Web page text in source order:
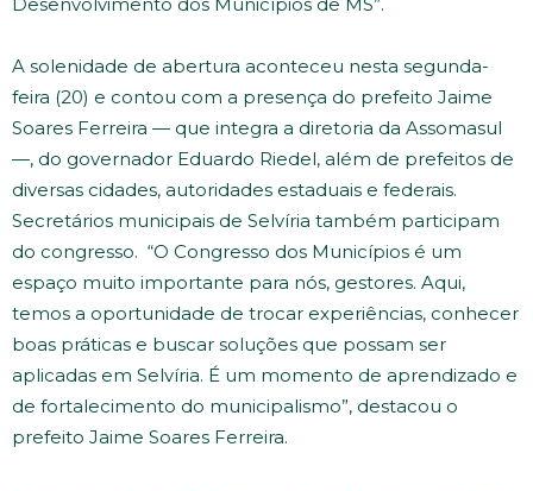
A solenidade de abertura aconteceu nesta segunda-
feira (20) e contou com a presença do prefeito Jaime
Soares Ferreira — que integra a diretoria da Assomasul
—, do governador Eduardo Riedel, além de prefeitos de
diversas cidades, autoridades estaduais e federais.
Secretários municipais de Selvíria também participam
do congresso. “O Congresso dos Municípios é um
espaço muito importante para nós, gestores. Aqui,
temos a oportunidade de trocar experiências, conhecer
boas práticas e buscar soluções que possam ser
aplicadas em Selvíria. É um momento de aprendizado e
de fortalecimento do municipalismo”, destacou o
prefeito Jaime Soares Ferreira.